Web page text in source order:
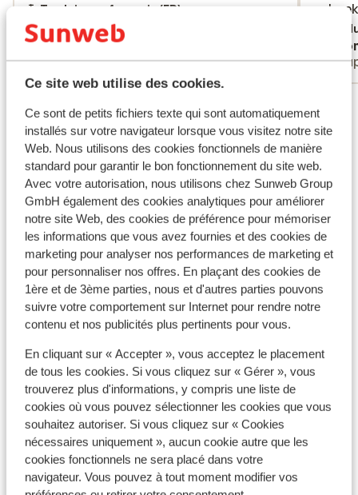
Ce site web utilise des cookies.
Ce sont de petits fichiers texte qui sont automatiquement
installés sur votre navigateur lorsque vous visitez notre site
Web. Nous utilisons des cookies fonctionnels de manière
standard pour garantir le bon fonctionnement du site web.
Avec votre autorisation, nous utilisons chez Sunweb Group
GmbH également des cookies analytiques pour améliorer
notre site Web, des cookies de préférence pour mémoriser
les informations que vous avez fournies et des cookies de
marketing pour analyser nos performances de marketing et
pour personnaliser nos offres. En plaçant des cookies de
1ère et de 3ème parties, nous et d'autres parties pouvons
suivre votre comportement sur Internet pour rendre notre
contenu et nos publicités plus pertinents pour vous.
En cliquant sur « Accepter », vous acceptez le placement
de tous les cookies. Si vous cliquez sur « Gérer », vous
trouverez plus d'informations, y compris une liste de
cookies où vous pouvez sélectionner les cookies que vous
souhaitez autoriser. Si vous cliquez sur « Cookies
nécessaires uniquement », aucun cookie autre que les
cookies fonctionnels ne sera placé dans votre
navigateur. Vous pouvez à tout moment modifier vos
Traduire en français (FR)
Richard
Couples
Autres hébergements - Santorin
Amaria Beach Resort
Appartements Olympic Villas - Réservé aux
adultes
Hôtel et appartements Aegean Plaza
Aegean View
Hôtel La Mer Deluxe & Spa - adults only
Appartement Sellada